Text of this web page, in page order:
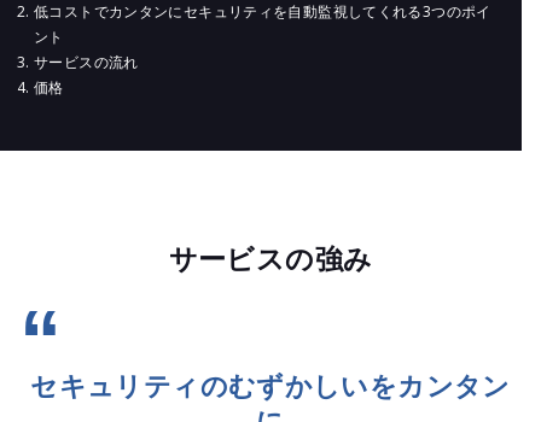
低コストでカンタンにセキュリティを自動監視してくれる3つのポイ
ント
サービスの流れ
価格
サービスの強み
セキュリティのむずかしいをカンタン